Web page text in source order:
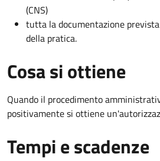
(CNS)
tutta la documentazione
della pratica.
Cosa si ottiene
Quando il procedimento
positivamente si ottiene
Tempi e scadenze